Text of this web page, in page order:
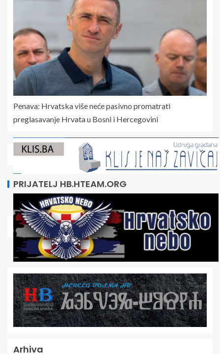
Penava: Hrvatska više neće pasivno promatrati
preglasavanje Hrvata u Bosni i Hercegovini
PRIJATELJ HB.HTEAM.ORG
Arhiva